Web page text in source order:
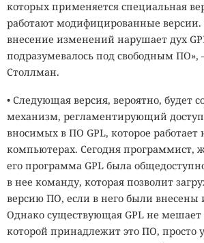
которых применяется специальная
работают модифицированные версии.
внесение изменений нарушает дух
подразумевалось под свободным ПО»,
Столлман.
• Следующая версия, вероятно, будет
механизм, регламентирующий
вносимых в ПО GPL, которое
компьютерах. Сегодня программист,
его программа GPL была
в нее команду, которая позволит
версию ПО, если в него были внесены
Однако существующая GPL не мешает
которой принадлежит это ПО, просто